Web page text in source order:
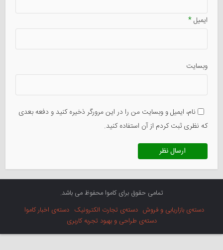
ایمیل*
وبسایت
نام، ایمیل و وبسایت من را در این مرورگر ذخیره کنید و دفعه بعدی
که نظری ثبت کردم از آن استفاده کنید.
تمامی حقوق برای کاموا محفوظ می باشد.
دسته‌ی بازاریابی و فروش دسته‌ی تجارت الکترونیک دسته‌ی اخبار کاموا
دسته‌ی طراحی و بهبود تجربه کاربری